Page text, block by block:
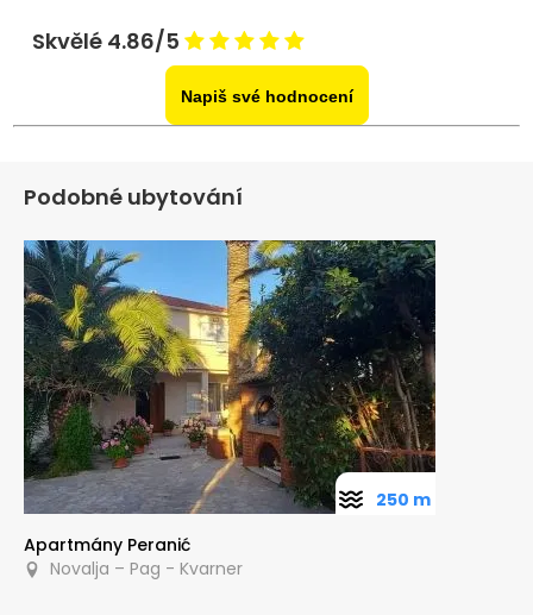
Skvělé 4.86/5
Napiš své hodnocení
Podobné ubytování
Apartmány Peranić
Novalja – Pag - Kvarner
250 m